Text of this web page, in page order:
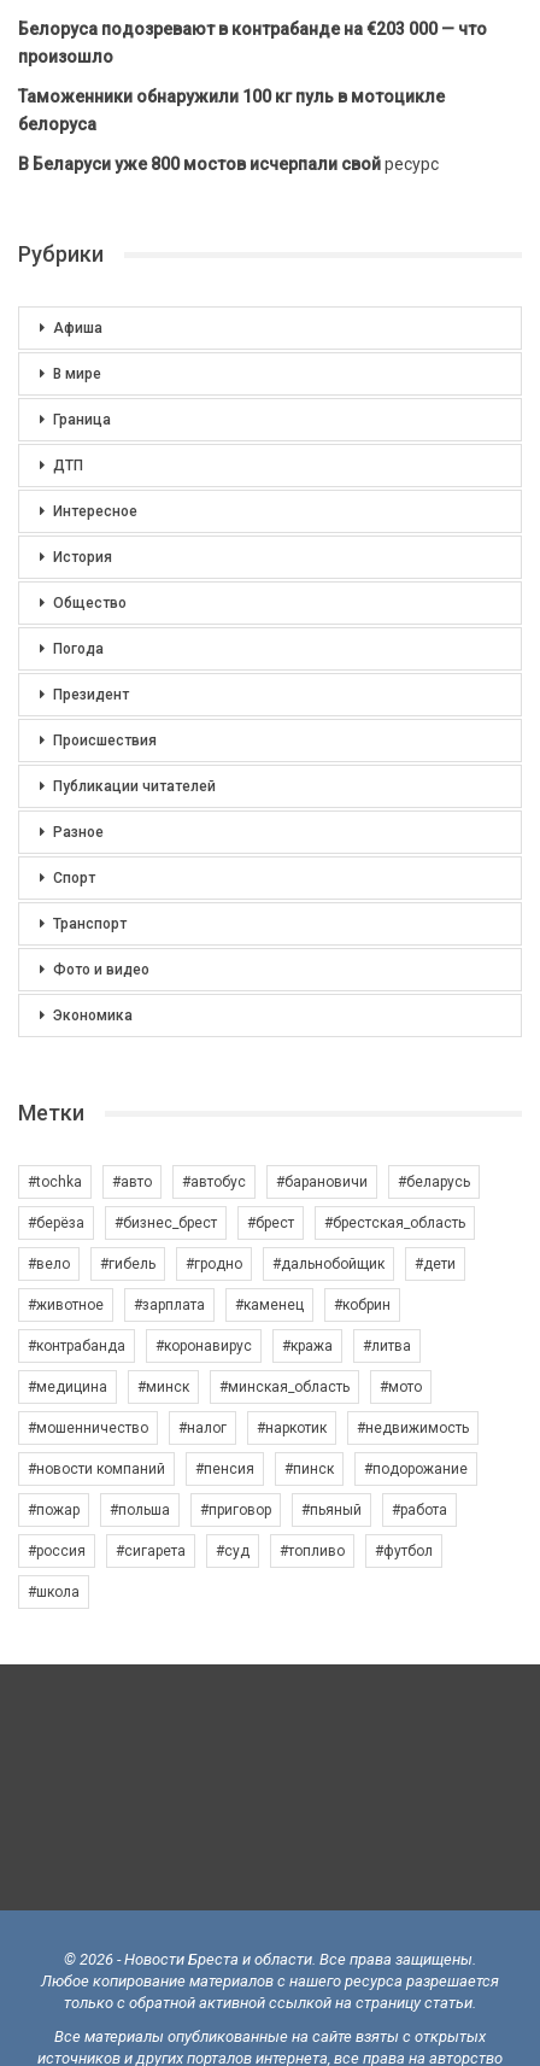
Белоруса подозревают в контрабанде на €203 000 — что
произошло
Таможенники обнаружили 100 кг пуль в мотоцикле
белоруса
В Беларуси уже 800 мостов исчерпали свойресурс
Рубрики
Афиша
В мире
Граница
ДТП
Интересное
История
Общество
Погода
Президент
Происшествия
Публикации читателей
Разное
Спорт
Транспорт
Фото и видео
Экономика
Метки
#tochka #авто #автобус #барановичи #беларусь
#берёза #бизнес_брест #брест #брестская_область
#вело #гибель #гродно #дальнобойщик #дети
#животное #зарплата #каменец #кобрин
#контрабанда #коронавирус #кража #литва
#медицина #минск #минская_область #мото
#мошенничество #налог #наркотик #недвижимость
#новости компаний #пенсия #пинск #подорожание
#пожар #польша #приговор #пьяный #работа
#россия #сигарета #суд #топливо #футбол
#школа
© 2026 - Новости Бреста и области. Все права защищены.
Любое копирование материалов с нашего ресурса разрешается
только с обратной активной ссылкой на страницу статьи.
Все материалы опубликованные на сайте взяты с открытых
источников и других порталов интернета, все права на авторство